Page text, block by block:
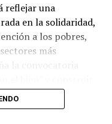
reflejar una
en la solidaridad,
a los pobres,
más
ocupe un lugar